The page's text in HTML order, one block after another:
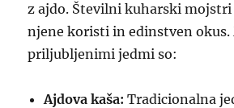
z ajdo. Številni kuharski
njene koristi in edinstven okus.
priljubljenimi jedmi so:
Ajdova kaša: Tradicionalna